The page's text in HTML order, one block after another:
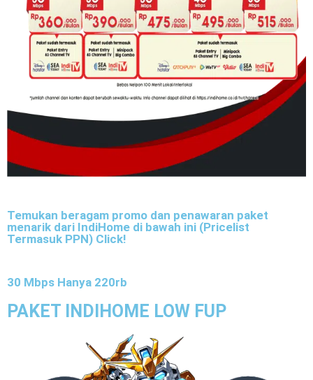
Temukan beragam promo dan penawaran paket
menarik dari IndiHome di bawah ini (Pricelist
Termasuk PPN) Click!
30 Mbps Hanya 220rb
PAKET INDIHOME LOW FUP